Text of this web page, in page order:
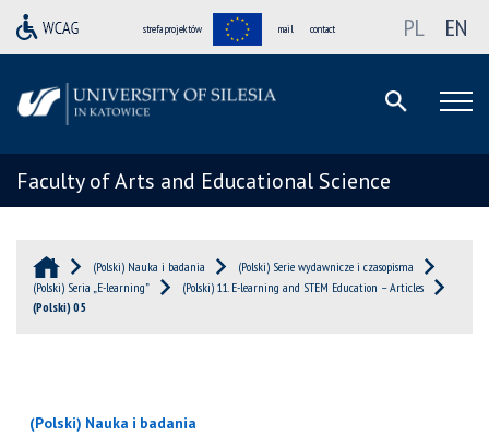
strefa projektów mail contact PL EN
Faculty of Arts and Educational Science
(Polski) Nauka i badania
(Polski) Serie wydawnicze i czasopisma
(Polski) Seria „E-learning”
(Polski) 11. E-learning and STEM Education – Articles
(Polski) 05
(Polski) Nauka i badania